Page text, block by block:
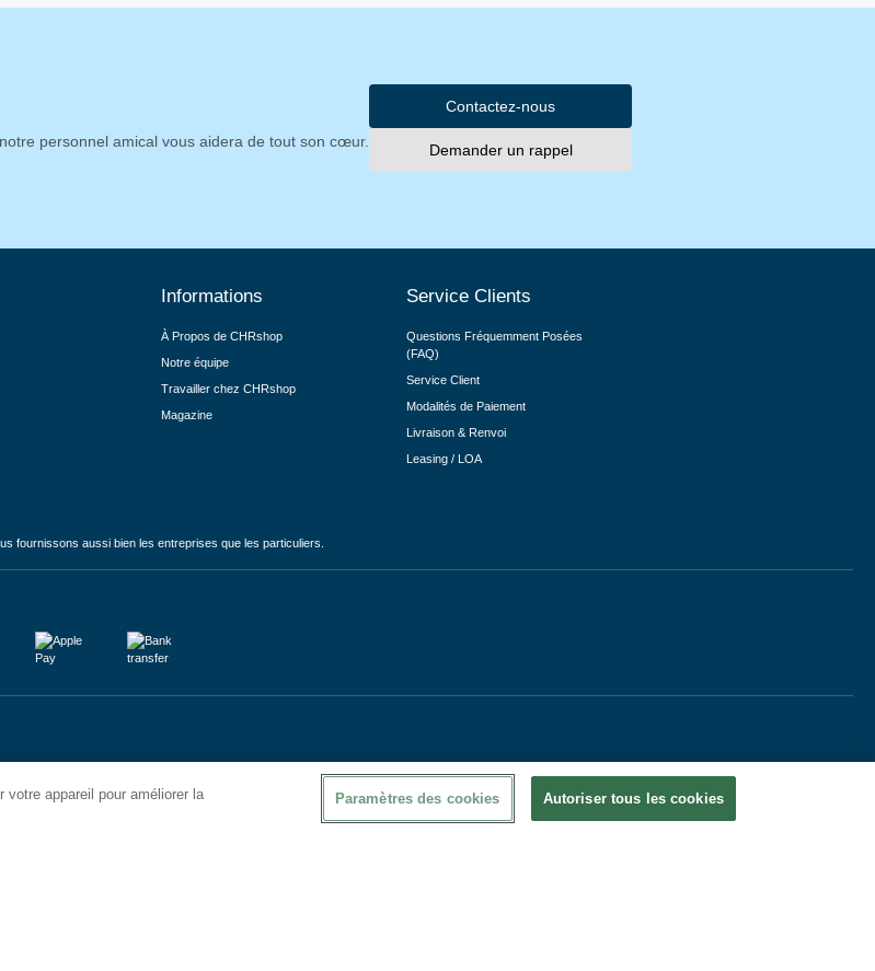
personnel amical vous aidera de tout son cœur.
Contactez-nous
Demander un rappel
Informations
À Propos de CHRshop
Notre équipe
Travailler chez CHRshop
Magazine
Service Clients
Questions Fréquemment Posées
(FAQ)
Service Client
Modalités de Paiement
Livraison & Renvoi
Leasing / LOA
fournissons aussi bien les entreprises que les particuliers.
appareil pour améliorer la
Paramètres des cookies Autoriser tous les cookies